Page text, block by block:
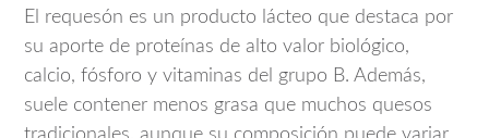
El requesón es un producto lácteo que destaca por
su aporte de proteínas de alto valor biológico,
calcio, fósforo y vitaminas del grupo B. Además,
suele contener menos grasa que muchos quesos